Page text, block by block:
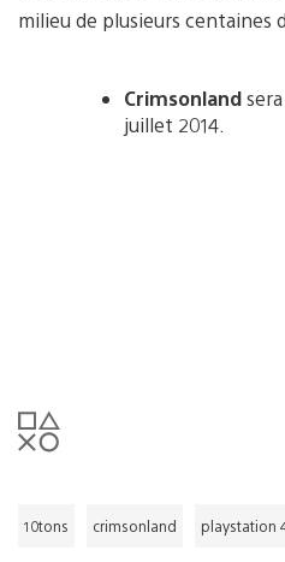
milieu de plusieurs centaines
Crimsonland
juillet 2014.
10tons crimsonland playstation